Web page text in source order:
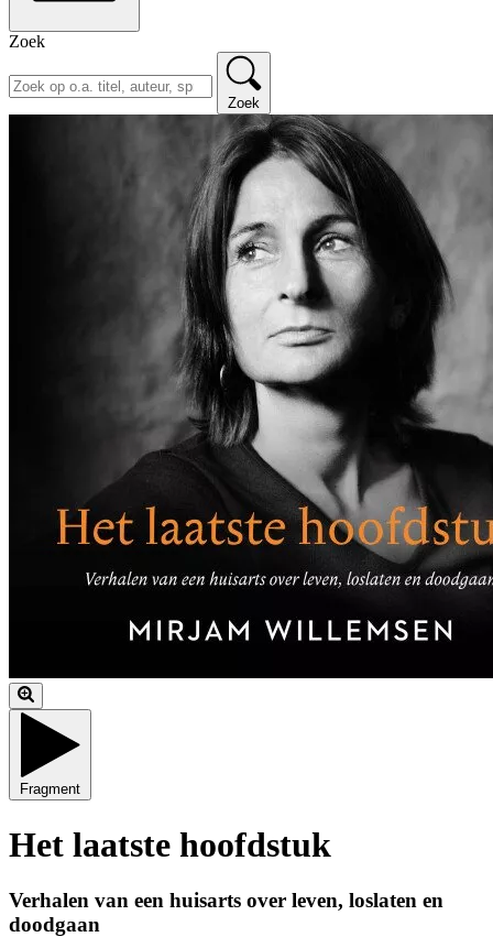
Zoek
Zoek
Fragment
Het laatste hoofdstuk
Verhalen van een huisarts over leven, loslaten en
doodgaan